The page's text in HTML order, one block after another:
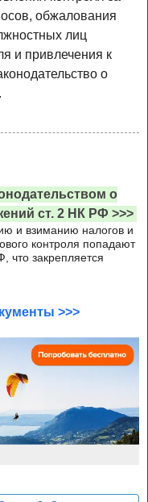
обжалования
лиц
и привлечения к
о
о
ст. 2 НК РФ >>>
и взиманию налогов и
контроля попадают
закрепляется
>>>